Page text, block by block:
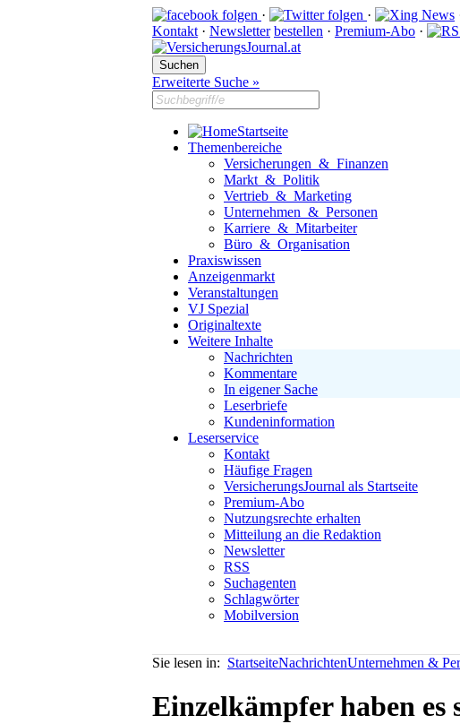
· ·
Kontakt · Newsletter bestellen · Premium-Abo ·
Erweiterte Suche »
Startseite
Themenbereiche
Versicherungen & Finanzen
Markt & Politik
Vertrieb & Marketing
Unternehmen & Personen
Karriere & Mitarbeiter
Büro & Organisation
Praxiswissen
Anzeigenmarkt
Veranstaltungen
VJ Spezial
Originaltexte
Weitere Inhalte
Nachrichten
Kommentare
In eigener Sache
Leserbriefe
Kundeninformation
Leserservice
Kontakt
Häufige Fragen
VersicherungsJournal als Startseite
Premium-Abo
Nutzungsrechte erhalten
Mitteilung an die Redaktion
Newsletter
RSS
Suchagenten
Schlagwörter
Mobilversion
Sie lesen in: StartseiteNachrichtenUnternehmen &
Einzelkämpfer haben es